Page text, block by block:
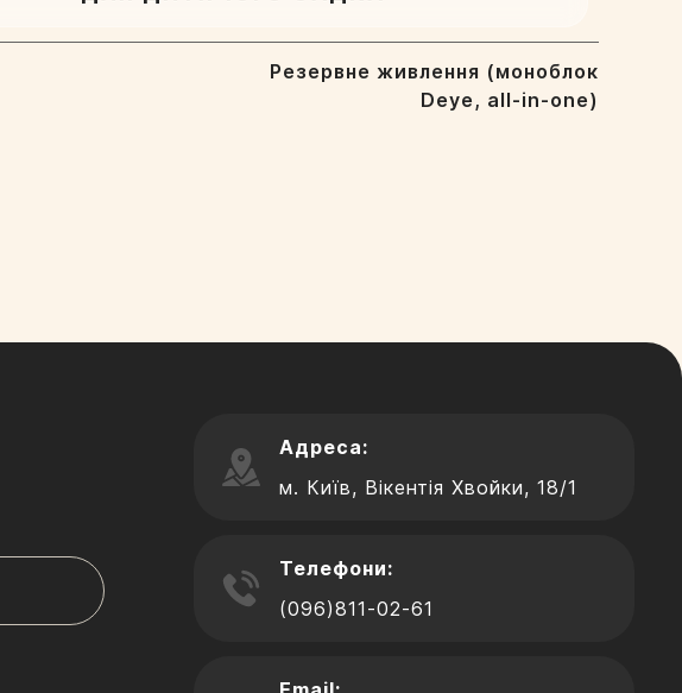
Резервне живлення (моноблок
Deye, all-in-one)
Адреса:
м. Київ, Вікентія Хвойки, 18/1
Телефони:
(096)811-02-61